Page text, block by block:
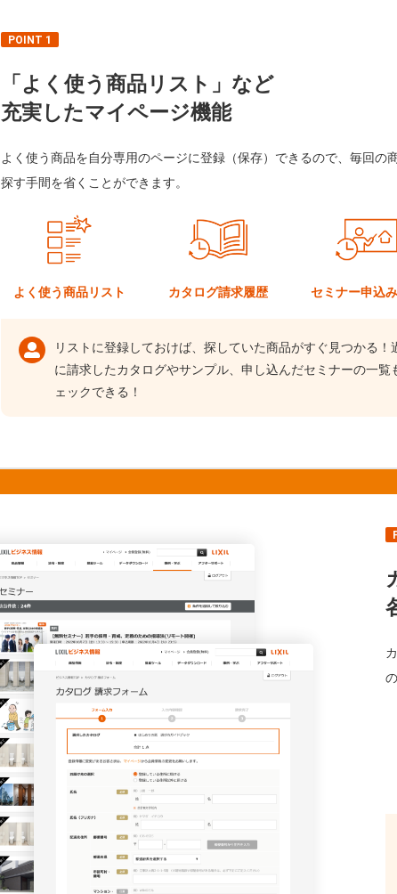
POINT 1
「よく使う商品リスト」など
充実したマイページ機能
よく使う商品を自分専用のページに登録（保存）できるので、毎回の
探す手間を省くことができます。
よく使う商品リスト カタログ請求履歴 セミナー申込
リストに登録しておけば、探していた商品がすぐ見つかる！
に請求したカタログやサンプル、申し込んだセミナーの一覧
ェックできる！